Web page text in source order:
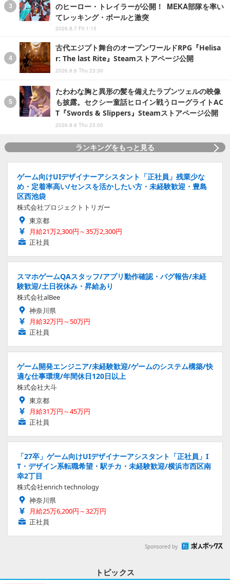
のヒーロー・トレイラーが公開！ MEKA部隊を率い
てレッキング・ボールと激突
2026.8.7 Fri 1:15
古代エジプト舞台のオープンワールドRPG『Helisa
r: The last Rite』Steamストアページ公開
2026.8.6 Thu 23:30
たわわな胸と異形の髪を備えたラプンツェルの映像
も披露。セクシー童話ヒロイン戦うローグライトAC
T『Swords & Slippers』Steamストアページ公開
2026.8.6 Thu 23:00
ランキングをもっと見る
ゲーム向けUIデザイナーアシスタント「正社員」残業少な
め・定着率高い/センスを活かしたい方・未経験歓迎・豊島
区西池袋
株式会社プロジェクトトリガー
東京都
月給21万2,300円～35万2,300円
正社員
スマホゲームQAスタッフ/アプリ動作確認・バグ報告/未経
験歓迎/土日祝休み・昇給あり
株式会社alBee
神奈川県
月給32万円～50万円
正社員
ゲーム開発エンジニア/未経験歓迎/ゲームのシステム構築/快
適な仕事環境/年間休日120日以上
株式会社大斗
東京都
月給31万円～45万円
正社員
「27卒」ゲーム向けUIデザイナーアシスタント「正社員」I
T・デザイン系転職希望・駅チカ・未経験歓迎/横浜市西区南
幸2丁目
株式会社enrich technology
神奈川県
月給25万6,200円～32万円
正社員
Sponsored by
トピックス